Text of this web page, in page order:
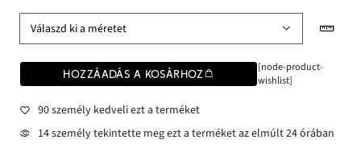
Válaszd ki a méretet
HOZZÁADÁS A KOSÁRHOZ
[node-product-
wishlist]
90 személy kedveli ezt a terméket
14 személy tekintette meg ezt a terméket az elmúlt 24 órában